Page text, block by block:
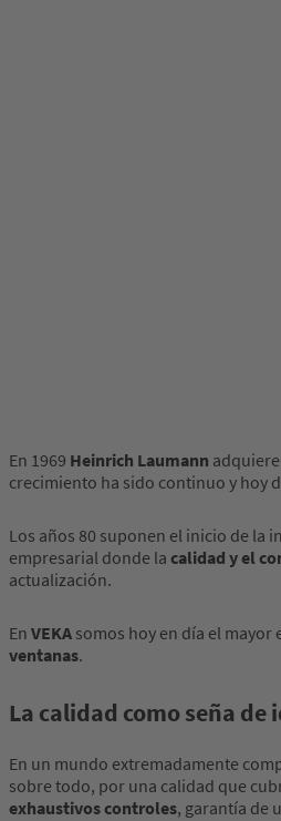
En 1969 Heinrich Laumann adquiere
crecimiento ha sido continuo y hoy
Los años 80 suponen el inicio de la
empresarial donde la calidad y el
actualización.
En VEKA somos hoy en día el mayor
ventanas.
La calidad como seña de
En un mundo extremadamente
sobre todo, por una calidad que
exhaustivos controles, garantía de